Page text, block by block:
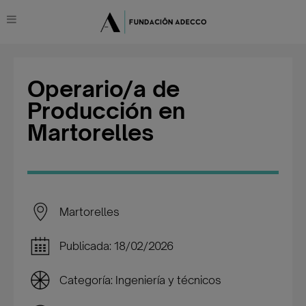
Operario/a de
Producción en
Martorelles
Martorelles
Publicada: 18/02/2026
Categoría: Ingeniería y técnicos